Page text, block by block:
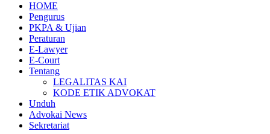
HOME
Pengurus
PKPA & Ujian
Peraturan
E-Lawyer
E-Court
Tentang
LEGALITAS KAI
KODE ETIK ADVOKAT
Unduh
Advokai News
Sekretariat